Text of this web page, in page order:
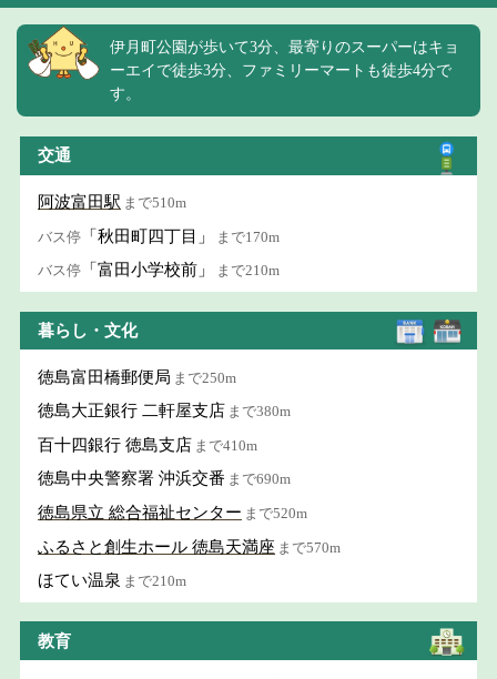
伊月町公園が歩いて3分、最寄りのスーパーはキョ
ーエイで徒歩3分、ファミリーマートも徒歩4分で
す。
交通
阿波富田駅 まで510m
バス停 「秋田町四丁目」 まで170m
バス停 「富田小学校前」 まで210m
暮らし・文化
徳島富田橋郵便局 まで250m
徳島大正銀行 二軒屋支店 まで380m
百十四銀行 徳島支店 まで410m
徳島中央警察署 沖浜交番 まで690m
徳島県立 総合福祉センター まで520m
ふるさと創生ホール 徳島天満座 まで570m
ほてい温泉 まで210m
教育